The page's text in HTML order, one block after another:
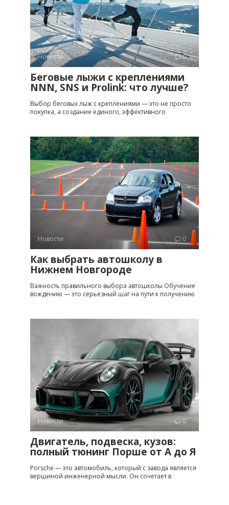
Новости 0
Беговые лыжи с креплениями
NNN, SNS и Prolink: что лучше?
Выбор беговых лыж с креплениями — это не просто
покупка, а создание единого, эффективного
Новости 0
Как выбрать автошколу в
Нижнем Новгороде
Важность правильного выбора автошколы Обучение
вождению — это серьезный шаг на пути к получению
Новости 0
Двигатель, подвеска, кузов:
полный тюнинг Порше от A до Я
Porsche — это автомобиль, который с завода является
вершиной инженерной мысли. Он сочетает в